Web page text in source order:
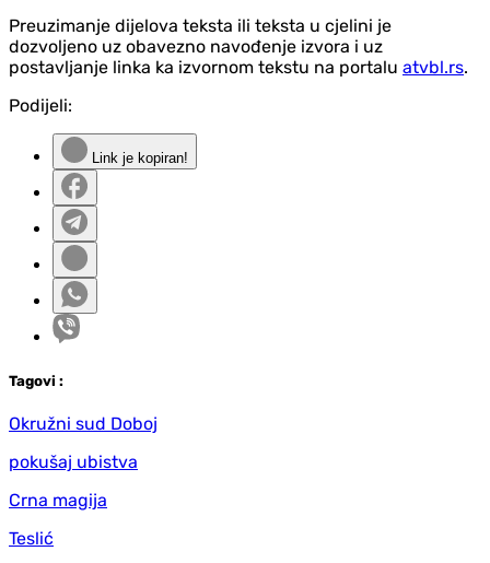
Preuzimanje dijelova teksta ili teksta u cjelini je
dozvoljeno uz obavezno navođenje izvora i uz
postavljanje linka ka izvornom tekstu na portalu atvbl.rs.
Podijeli:
Link je kopiran!
Tagovi :
Okružni sud Doboj
pokušaj ubistva
Crna magija
Teslić